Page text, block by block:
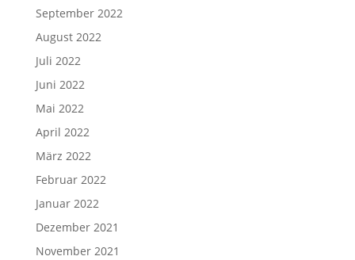
September 2022
August 2022
Juli 2022
Juni 2022
Mai 2022
April 2022
März 2022
Februar 2022
Januar 2022
Dezember 2021
November 2021